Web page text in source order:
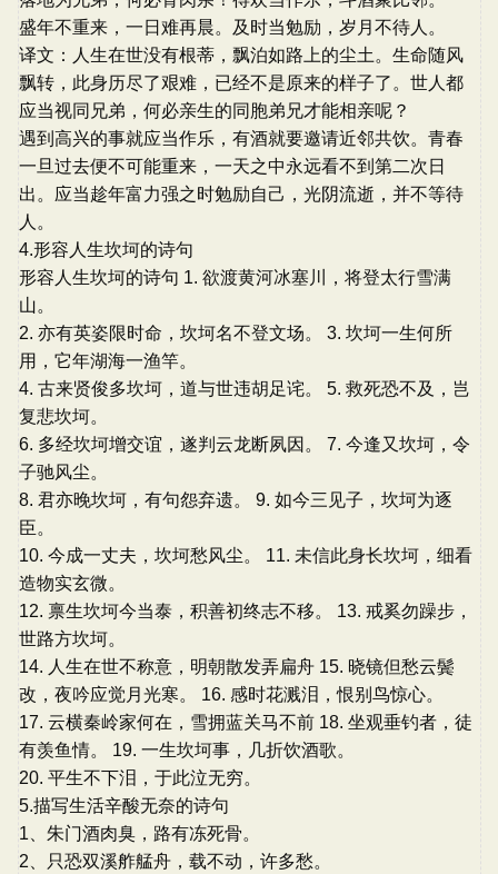
盛年不重来，一日难再晨。及时当勉励，岁月不待人。
译文：人生在世没有根蒂，飘泊如路上的尘土。生命随风
飘转，此身历尽了艰难，已经不是原来的样子了。世人都
应当视同兄弟，何必亲生的同胞弟兄才能相亲呢？
遇到高兴的事就应当作乐，有酒就要邀请近邻共饮。青春
一旦过去便不可能重来，一天之中永远看不到第二次日
出。应当趁年富力强之时勉励自己，光阴流逝，并不等待
人。
4.形容人生坎坷的诗句
形容人生坎坷的诗句 1. 欲渡黄河冰塞川，将登太行雪满
山。
2. 亦有英姿限时命，坎坷名不登文场。 3. 坎坷一生何所
用，它年湖海一渔竿。
4. 古来贤俊多坎坷，道与世违胡足诧。 5. 救死恐不及，岂
复悲坎坷。
6. 多经坎坷增交谊，遂判云龙断夙因。 7. 今逢又坎坷，令
子驰风尘。
8. 君亦晚坎坷，有句怨弃遗。 9. 如今三见子，坎坷为逐
臣。
10. 今成一丈夫，坎坷愁风尘。 11. 未信此身长坎坷，细看
造物实玄微。
12. 禀生坎坷今当泰，积善初终志不移。 13. 戒奚勿躁步，
世路方坎坷。
14. 人生在世不称意，明朝散发弄扁舟 15. 晓镜但愁云鬓
改，夜吟应觉月光寒。 16. 感时花溅泪，恨别鸟惊心。
17. 云横秦岭家何在，雪拥蓝关马不前 18. 坐观垂钓者，徒
有羡鱼情。 19. 一生坎坷事，几折饮酒歌。
20. 平生不下泪，于此泣无穷。
5.描写生活辛酸无奈的诗句
1、朱门酒肉臭，路有冻死骨。
2、只恐双溪舴艋舟，载不动，许多愁。